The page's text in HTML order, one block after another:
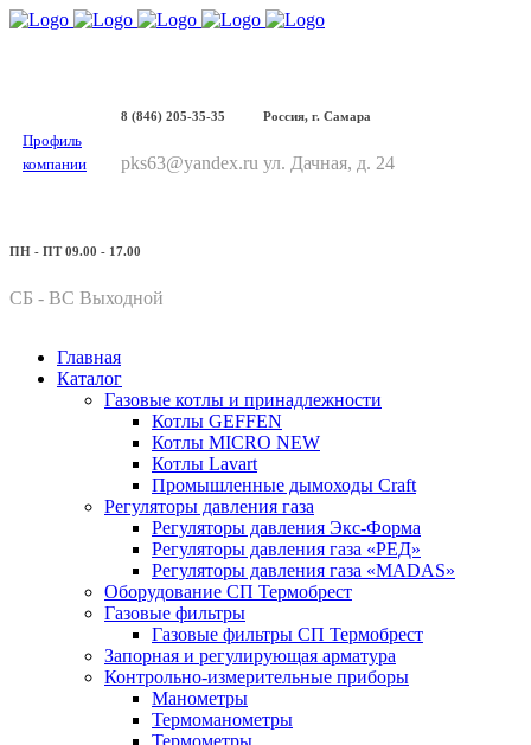
Профиль
компании
8 (846) 205-35-35
pks63@yandex.ru
Россия, г. Самара
ул. Дачная, д. 24
ПН - ПТ 09.00 - 17.00
СБ - ВС Выходной
Главная
Каталог
Газовые котлы и принадлежности
Котлы GEFFEN
Котлы MICRO NEW
Котлы Lavart
Промышленные дымоходы Craft
Регуляторы давления газа
Регуляторы давления Экс-Форма
Регуляторы давления газа «РЕД»
Регуляторы давления газа «MADAS»
Оборудование СП Термобрест
Газовые фильтры
Газовые фильтры СП Термобрест
Запорная и регулирующая арматура
Контрольно-измерительные приборы
Манометры
Термоманометры
Термометры